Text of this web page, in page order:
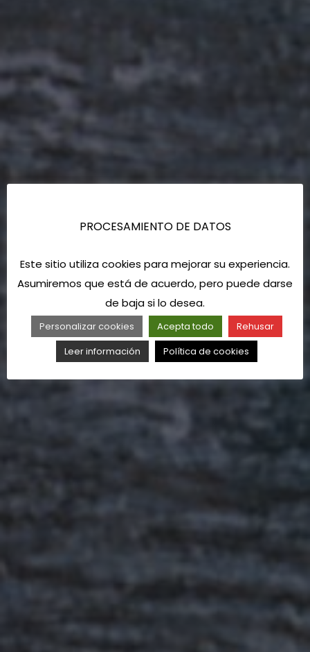
PROCESAMIENTO DE DATOS
Este sitio utiliza cookies para mejorar su experiencia.
Asumiremos que está de acuerdo, pero puede darse
de baja si lo desea.
Personalizar cookies Acepta todo
Rehusar
Leer información
Política de cookies